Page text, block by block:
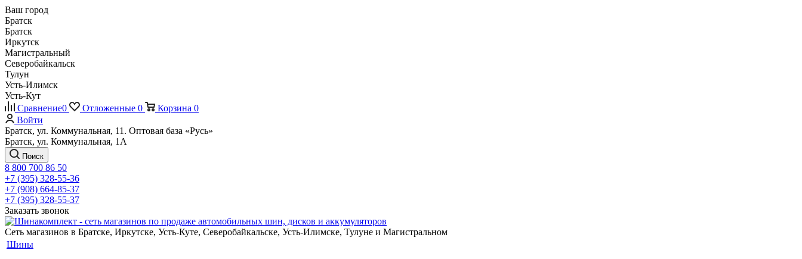
Ваш город
Братск
Братск
Иркутск
Магистральный
Северобайкальск
Тулун
Усть-Илимск
Усть-Кут
Сравнение0 Отложенные 0 Корзина 0
Войти
Братск, ул. Коммунальная, 11. Оптовая база «Русь»
Братск, ул. Коммунальная, 1А
Поиск
8 800 700 86 50
+7 (395) 328-55-36
+7 (908) 664-85-37
+7 (395) 328-55-37
Заказать звонок
Сеть магазинов в Братске, Иркутске, Усть-Куте, Северобайкальске, Усть-Илимске, Тулуне и Магистральном
Шины